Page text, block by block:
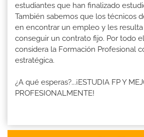
estudiantes que han finalizado
También sabemos que los técnicos
en encontrar un empleo y les
conseguir un contrato fijo. Por todo
considera la Formación Profesional
estratégica.
¿A qué esperas?...¡ESTUDIA FP Y
PROFESIONALMENTE!